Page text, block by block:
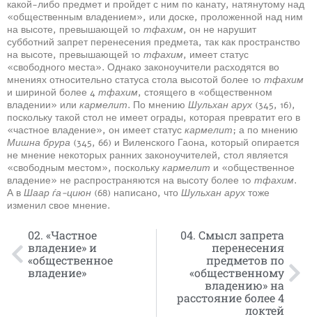
какой-либо предмет и пройдет с ним по канату, натянутому над
«общественным владением», или доске, проложенной над ним
на высоте, превышающей 10 тфахим, он не нарушит
субботний запрет перенесения предмета, так как пространство
на высоте, превышающей 10 тфахим, имеет статус
«свободного места». Однако законоучители расходятся во
мнениях относительно статуса стола высотой более 10 тфахим
и шириной более 4 тфахим, стоящего в «общественном
владении» или кармелит. По мнению Шульхан арух (345, 16),
поскольку такой стол не имеет ограды, которая превратит его в
«частное владение», он имеет статус кармелит; а по мнению
Мишна брура (345, 66) и Виленского Гаона, который опирается
не мнение некоторых ранних законоучителей, стол является
«свободным местом», поскольку кармелит и «общественное
владение» не распространяются на высоту более 10 тфахим.
А в Шаар ѓа-циюн (68) написано, что Шульхан арух тоже
изменил свое мнение.
02. «Частное
владение» и
«общественное
владение»
04. Смысл запрета
перенесения
предметов по
«общественному
владению» на
расстояние более 4
локтей